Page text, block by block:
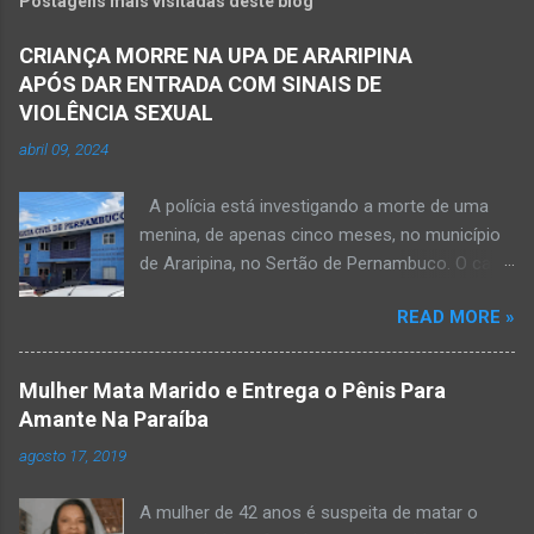
CRIANÇA MORRE NA UPA DE ARARIPINA
APÓS DAR ENTRADA COM SINAIS DE
VIOLÊNCIA SEXUAL
abril 09, 2024
A polícia está investigando a morte de uma
menina, de apenas cinco meses, no município
de Araripina, no Sertão de Pernambuco. O caso
morte a esclarecer”. A PM diz que, na segunda-
feira (8), foi acionada para verificar uma
possível ocorrência de estupro de vulnerável,
na UPA da cidade, mas ao chegar ao local a
vítima estava com um quadro de desidratação
READ MORE »
Mulher Mata Marido e Entrega o Pênis Para
Amante Na Paraíba
agosto 17, 2019
A mulher de 42 anos é suspeita de matar o